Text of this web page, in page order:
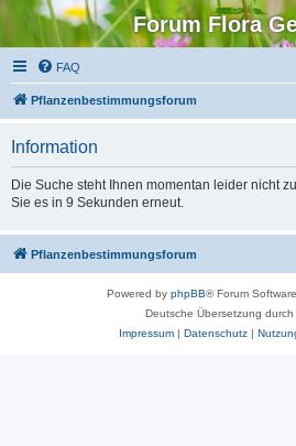
Forum Flora
FAQ
Pflanzenbestimmungsforum
Information
Die Suche steht Ihnen momentan leider nicht
Sie es in 9 Sekunden erneut.
Pflanzenbestimmungsforum
Powered by phpBB® Forum
Deutsche Übersetzung durch
Impressum | Datenschutz |